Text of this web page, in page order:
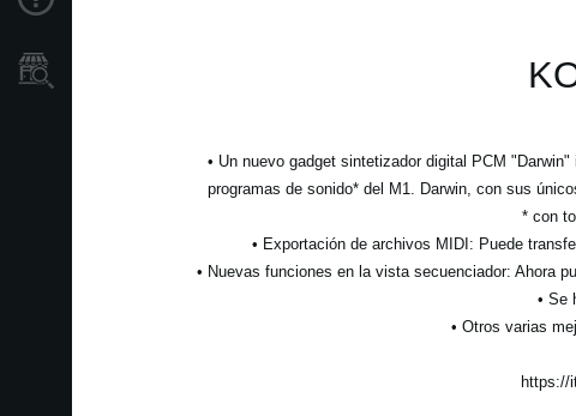
• Un nuevo gadget sintetizador digital PCM
programas de sonido* del M1. Darwin, con sus
* con
• Exportación de archivos MIDI: Puede
• Nuevas funciones en la vista secuenciador: Ahora
• Se
• Otros varias
https://